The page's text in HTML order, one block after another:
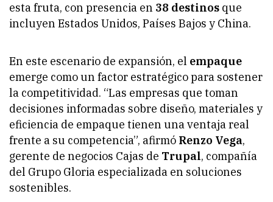
esta fruta, con presencia en 38 destinos que
incluyen Estados Unidos, Países Bajos y China.
En este escenario de expansión, el empaque
emerge como un factor estratégico para sostener
la competitividad. “Las empresas que toman
decisiones informadas sobre diseño, materiales y
eficiencia de empaque tienen una ventaja real
frente a su competencia”, afirmó Renzo Vega,
gerente de negocios Cajas de Trupal, compañía
del Grupo Gloria especializada en soluciones
sostenibles.